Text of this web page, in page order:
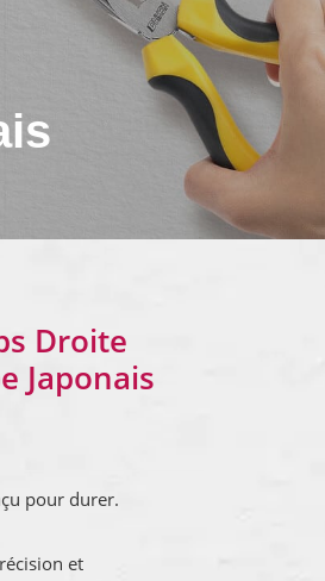
Droite
Japonais
pour durer.
et